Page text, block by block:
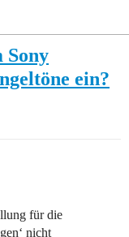
Sony
ein?
für die
nicht